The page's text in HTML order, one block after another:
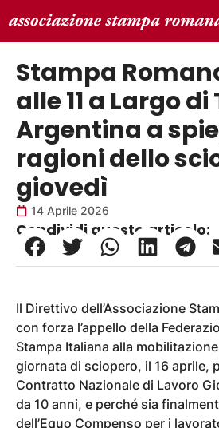
Stampa
alle 11 a Largo di
Argentina a
ragioni dello
giovedì
14 Aprile 2026
Condividi questo articolo:
Il Direttivo dell’Associazione
con forza l’appello della
Stampa Italiana alla
giornata di sciopero, il 16 aprile,
Contratto Nazionale di Lavoro
da 10 anni, e perché sia
dell’Equo Compenso per i